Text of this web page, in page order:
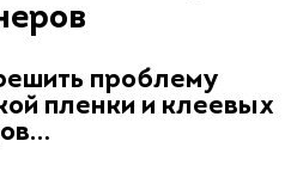
проблему
пленки и клеевых